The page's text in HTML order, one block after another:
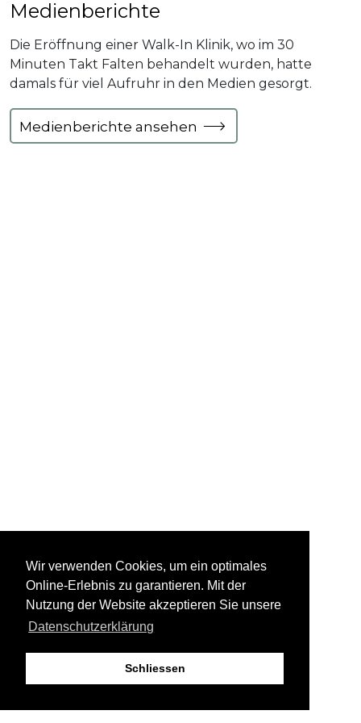
Wir verwenden Cookies, um ein optimales
Online-Erlebnis zu garantieren. Mit der
Nutzung der Website akzeptieren Sie unsere
Datenschutzerklärung
Schliessen
Medienberichte
Die Eröffnung einer Walk-In Klinik, wo im 30
Minuten Takt Falten behandelt wurden, hatte
damals für viel Aufruhr in den Medien gesorgt.
Medienberichte ansehen